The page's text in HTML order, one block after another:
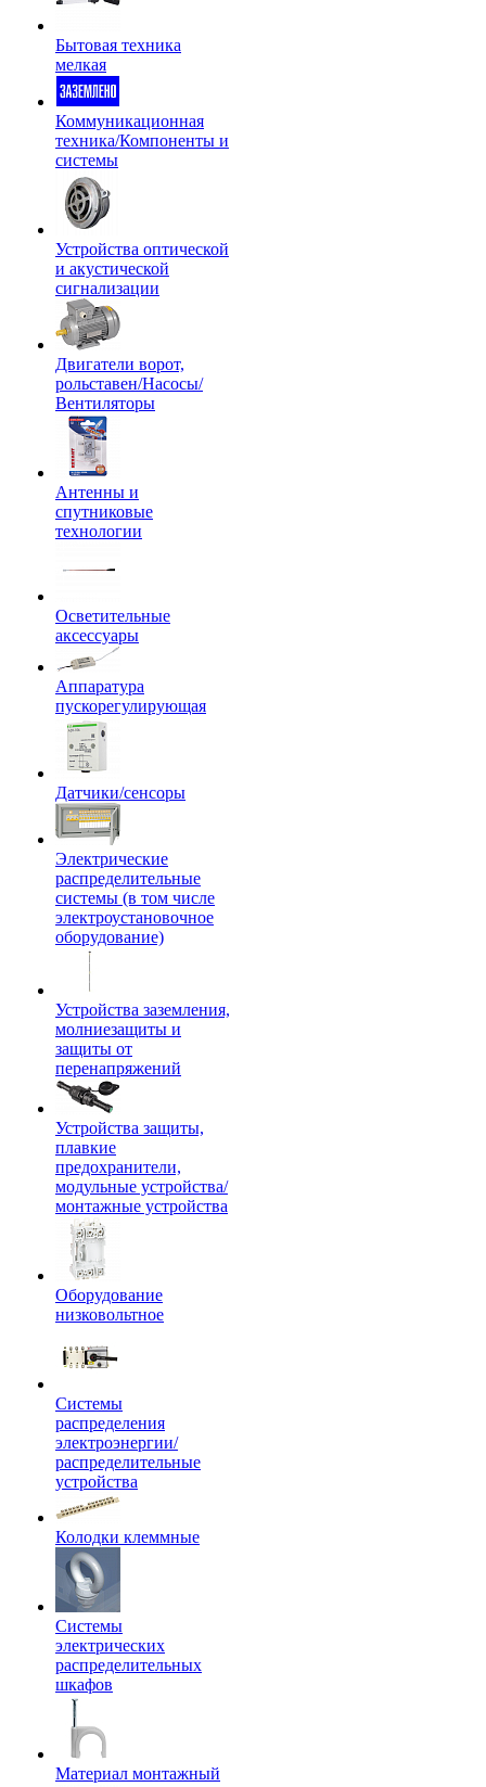
Бытовая техника
мелкая
Коммуникационная
техника/Компоненты и
системы
Устройства оптической
и акустической
сигнализации
Двигатели ворот,
рольставен/Насосы/
Вентиляторы
Антенны и
спутниковые
технологии
Осветительные
аксессуары
Аппаратура
пускорегулирующая
Датчики/сенсоры
Электрические
распределительные
системы (в том числе
электроустановочное
оборудование)
Устройства заземления,
молниезащиты и
защиты от
перенапряжений
Устройства защиты,
плавкие
предохранители,
модульные устройства/
монтажные устройства
Оборудование
низковольтное
Системы
распределения
электроэнергии/
распределительные
устройства
Колодки клеммные
Системы
электрических
распределительных
шкафов
Материал монтажный